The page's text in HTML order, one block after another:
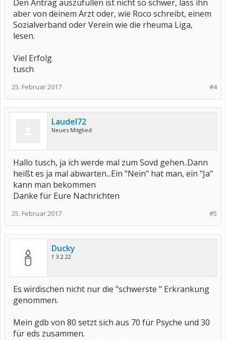
Den Antrag auszufüllen ist nicht so schwer, lass ihn
aber von deinem Arzt oder, wie Roco schreibt, einem
Sozialverband oder Verein wie die rheuma Liga,
lesen.
Viel Erfolg
tusch
#4
25. Februar 2017
Laudel72
Neues Mitglied
Hallo tusch, ja ich werde mal zum Sovd gehen..Dann
heißt es ja mal abwarten...Ein "Nein" hat man, ein "Ja"
kann man bekommen
Danke für Eure Nachrichten
#5
25. Februar 2017
Ducky
† 3.2.22
Es wirdischen nicht nur die "schwerste " Erkrankung
genommen.
Mein gdb von 80 setzt sich aus 70 für Psyche und 30
für eds zusammen.